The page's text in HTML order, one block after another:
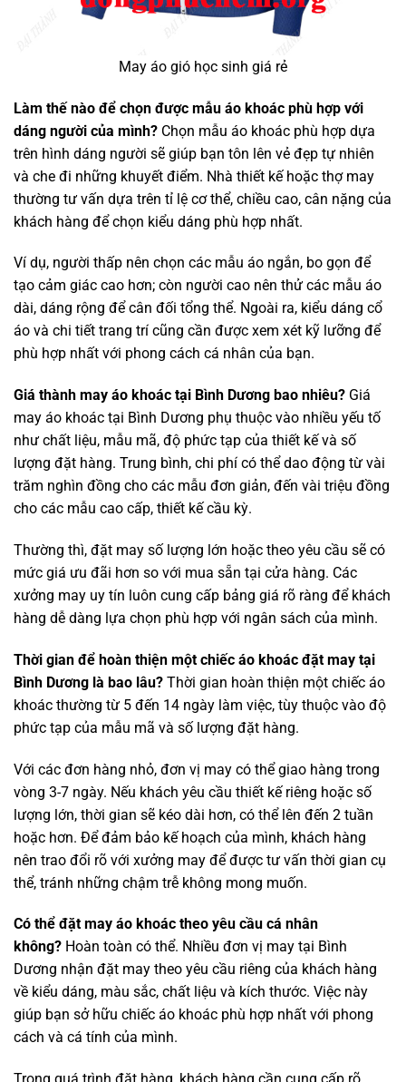
May áo gió học sinh giá rẻ
Làm thế nào để chọn được mẫu áo khoác phù hợp với
dáng người của mình? Chọn mẫu áo khoác phù hợp dựa
trên hình dáng người sẽ giúp bạn tôn lên vẻ đẹp tự nhiên
và che đi những khuyết điểm. Nhà thiết kế hoặc thợ may
thường tư vấn dựa trên tỉ lệ cơ thể, chiều cao, cân nặng của
khách hàng để chọn kiểu dáng phù hợp nhất.
Ví dụ, người thấp nên chọn các mẫu áo ngắn, bo gọn để
tạo cảm giác cao hơn; còn người cao nên thử các mẫu áo
dài, dáng rộng để cân đối tổng thể. Ngoài ra, kiểu dáng cổ
áo và chi tiết trang trí cũng cần được xem xét kỹ lưỡng để
phù hợp nhất với phong cách cá nhân của bạn.
Giá thành may áo khoác tại Bình Dương bao nhiêu? Giá
may áo khoác tại Bình Dương phụ thuộc vào nhiều yếu tố
như chất liệu, mẫu mã, độ phức tạp của thiết kế và số
lượng đặt hàng. Trung bình, chi phí có thể dao động từ vài
trăm nghìn đồng cho các mẫu đơn giản, đến vài triệu đồng
cho các mẫu cao cấp, thiết kế cầu kỳ.
Thường thì, đặt may số lượng lớn hoặc theo yêu cầu sẽ có
mức giá ưu đãi hơn so với mua sẵn tại cửa hàng. Các
xưởng may uy tín luôn cung cấp bảng giá rõ ràng để khách
hàng dễ dàng lựa chọn phù hợp với ngân sách của mình.
Thời gian để hoàn thiện một chiếc áo khoác đặt may tại
Bình Dương là bao lâu? Thời gian hoàn thiện một chiếc áo
khoác thường từ 5 đến 14 ngày làm việc, tùy thuộc vào độ
phức tạp của mẫu mã và số lượng đặt hàng.
Với các đơn hàng nhỏ, đơn vị may có thể giao hàng trong
vòng 3-7 ngày. Nếu khách yêu cầu thiết kế riêng hoặc số
lượng lớn, thời gian sẽ kéo dài hơn, có thể lên đến 2 tuần
hoặc hơn. Để đảm bảo kế hoạch của mình, khách hàng
nên trao đổi rõ với xưởng may để được tư vấn thời gian cụ
thể, tránh những chậm trễ không mong muốn.
Có thể đặt may áo khoác theo yêu cầu cá nhân
không? Hoàn toàn có thể. Nhiều đơn vị may tại Bình
Dương nhận đặt may theo yêu cầu riêng của khách hàng
về kiểu dáng, màu sắc, chất liệu và kích thước. Việc này
giúp bạn sở hữu chiếc áo khoác phù hợp nhất với phong
cách và cá tính của mình.